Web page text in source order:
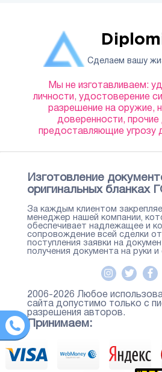
Сделаем вашу
Мы не изготавливаем:
личности, удостоверение
разрешение на оружие,
доверенности, прочие
предоставляющие угрозу
Изготовление
оригинальных бланках
За каждым клиентом
менеджер нашей компании,
обеспечивает надлежащее и
сопровождение всей сделки
поступления заявки на
получения документа на руки и
2006-2026 Любое
сайта допустимо только с
разрешения авторов.
Принимаем: